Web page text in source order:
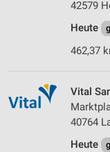
42579
Heute
462,37
Vital
40764
Heute
Verwendung von
Messung der
Analyse von
Kombinationen